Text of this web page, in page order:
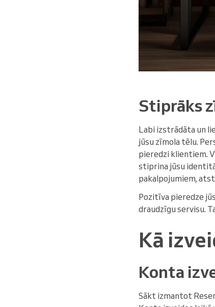
Stiprāks
Labi izstrādāta un
jūsu zīmola tēlu.
pieredzi klientiem.
stiprina jūsu
pakalpojumiem,
Pozitīva pieredze
draudzīgu servisu.
Kā
Konta
Sākt izmantot